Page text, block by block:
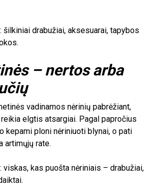
: šilkiniai drabužiai, aksesuarai, tapybos
– nertos arba
vadinamos nėrinių pabrėžiant,
elgtis atsargiai. Pagal papročius
kepami ploni nėriniuoti blynai, o pati
artimųjų rate.
: viskas, kas puošta nėriniais – drabužiai,